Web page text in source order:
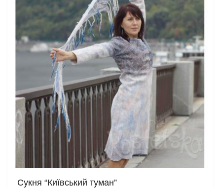
Сукня “Київський туман”